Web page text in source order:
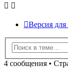
Версия для
4 сообщения •